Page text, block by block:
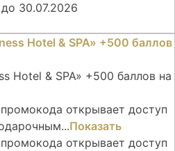
30.07.2026
Hotel & SPA» +500 баллов на
открывает доступ
Показать
открывает доступ